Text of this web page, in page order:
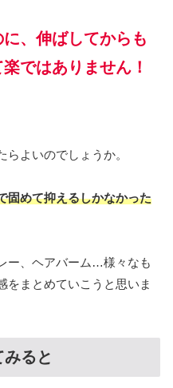
、伸ばしてからも
ではありません！
よいのでしょうか。
固めて抑えるしかなかった
ー、ヘアバーム…様々なも
をまとめていこうと思いま
ると